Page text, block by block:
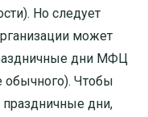
Но следует
может
дни МФЦ
обычного). Чтобы
дни,